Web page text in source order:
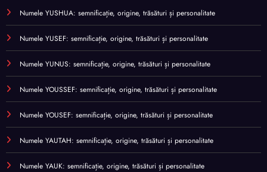
Numele YUSHUA: semnificație, origine, trăsături și personalitate
Numele YUSEF: semnificație, origine, trăsături și personalitate
Numele YUNUS: semnificație, origine, trăsături și personalitate
Numele YOUSSEF: semnificație, origine, trăsături și personalitate
Numele YOUSEF: semnificație, origine, trăsături și personalitate
Numele YAUTAH: semnificație, origine, trăsături și personalitate
Numele YAUK: semnificație, origine, trăsături și personalitate